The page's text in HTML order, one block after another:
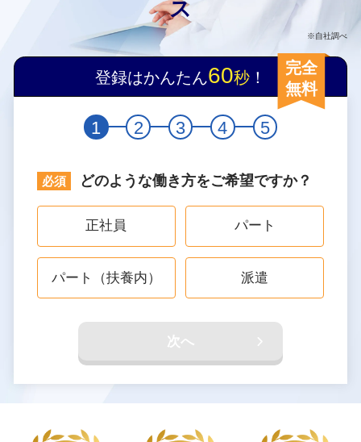
ス
※自社調べ
登録はかんたん60秒 ！
完全
無料
1 2 3 4 5
どのような働き方をご希望ですか？
正社員 パート
パート（扶養内） 派遣
次へ